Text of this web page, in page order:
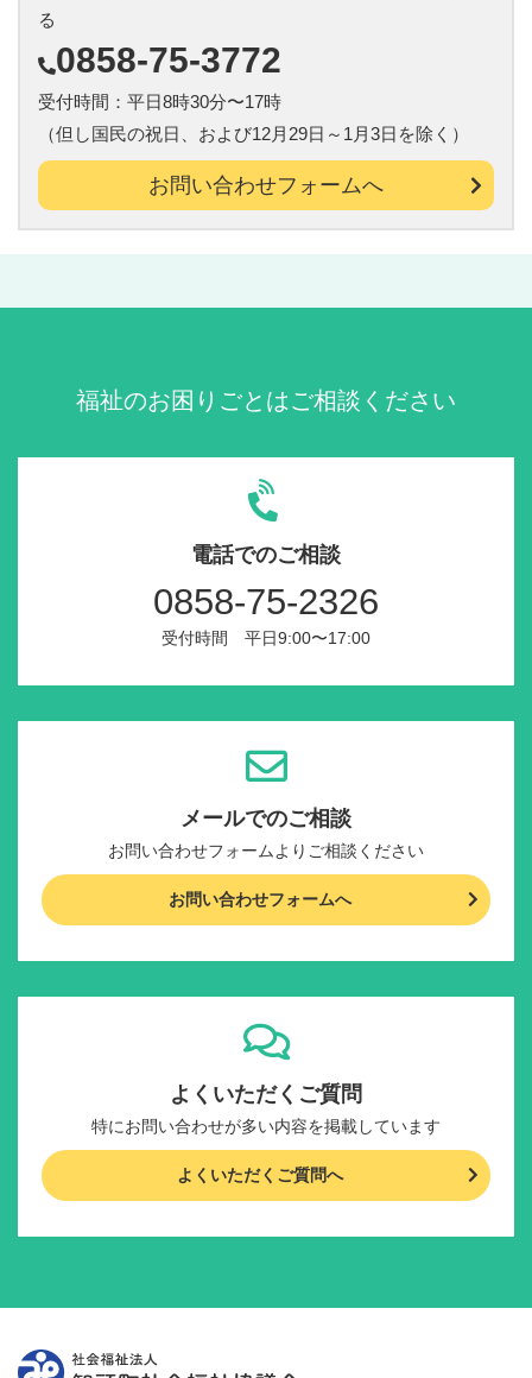
る
0858-75-3772
受付時間：平日8時30分〜17時
（但し国民の祝日、および12月29日～1月3日を除く）
お問い合わせフォームへ
福祉のお困りごとはご相談ください
電話でのご相談
0858-75-2326
受付時間 平日9:00〜17:00
メールでのご相談
お問い合わせフォームよりご相談ください
お問い合わせフォームへ
よくいただくご質問
特にお問い合わせが多い内容を掲載しています
よくいただくご質問へ